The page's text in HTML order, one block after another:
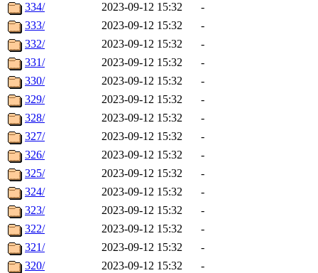
334/
2023-09-12 15:32
-
333/
2023-09-12 15:32
-
332/
2023-09-12 15:32
-
331/
2023-09-12 15:32
-
330/
2023-09-12 15:32
-
329/
2023-09-12 15:32
-
328/
2023-09-12 15:32
-
327/
2023-09-12 15:32
-
326/
2023-09-12 15:32
-
325/
2023-09-12 15:32
-
324/
2023-09-12 15:32
-
323/
2023-09-12 15:32
-
322/
2023-09-12 15:32
-
321/
2023-09-12 15:32
-
320/
2023-09-12 15:32
-